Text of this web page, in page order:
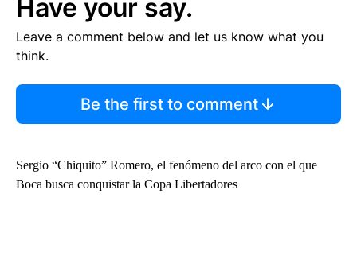
Have your say.
Leave a comment below and let us know what you
think.
Be the first to comment
Sergio “Chiquito” Romero, el fenómeno del arco con el que
Boca busca conquistar la Copa Libertadores